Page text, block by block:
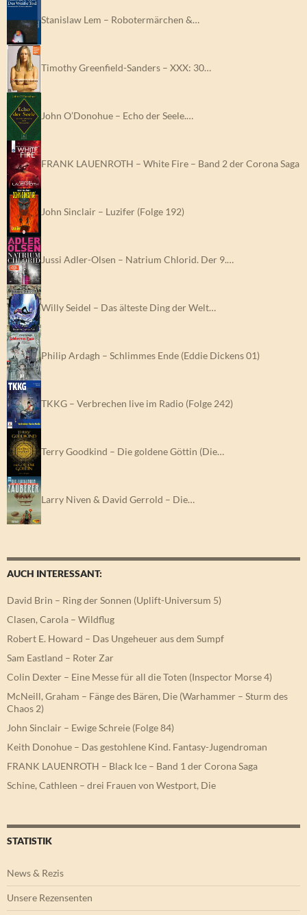
Stanislaw Lem – Robotermärchen &…
Timothy Greenfield-Sanders – XXX: 30…
John O’Donohue – Echo der Seele.…
FRANK LAUENROTH – White Fire – Band 2 der Corona Saga
John Sinclair – Luzifer (Folge 192)
Jussi Adler-Olsen – Natrium Chlorid. Der 9.…
Willy Seidel – Das älteste Ding der Welt…
Philip Ardagh – Schlimmes Ende (Eddie Dickens 01)
TKKG – Verbrechen live im Radio (Folge 242)
Terry Goodkind – Die goldene Göttin (Die…
Larry Niven & David Gerrold – Die…
AUCH INTERESSANT:
David Brin – Ring der Sonnen (Uplift-Universum 5)
Clasen, Carola – Wildflug
Robert E. Howard – Das Ungeheuer aus dem Sumpf
Sam Eastland – Roter Zar
Colin Dexter – Eine Messe für all die Toten (Inspector Morse 4)
McNeill, Graham – Fänge des Bären, Die (Warhammer – Sturm des
Chaos 2)
John Sinclair – Ewige Schreie (Folge 84)
Keith Donohue – Das gestohlene Kind. Fantasy-Jugendroman
FRANK LAUENROTH – Black Ice – Band 1 der Corona Saga
Schine, Cathleen – drei Frauen von Westport, Die
STATISTIK
News & Rezis
Unsere Rezensenten